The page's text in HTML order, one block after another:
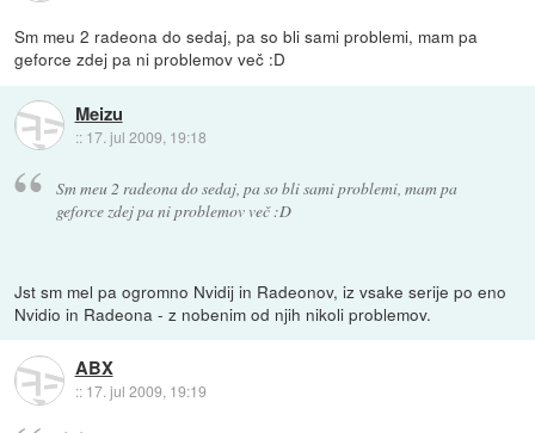
Sm meu 2 radeona do sedaj, pa so bli sami problemi, mam pa
geforce zdej pa ni problemov več :D
Meizu
:: 17. jul 2009, 19:18
Sm meu 2 radeona do sedaj, pa so bli sami problemi, mam pa
geforce zdej pa ni problemov več :D
Jst sm mel pa ogromno Nvidij in Radeonov, iz vsake serije po eno
Nvidio in Radeona - z nobenim od njih nikoli problemov.
ABX
:: 17. jul 2009, 19:19